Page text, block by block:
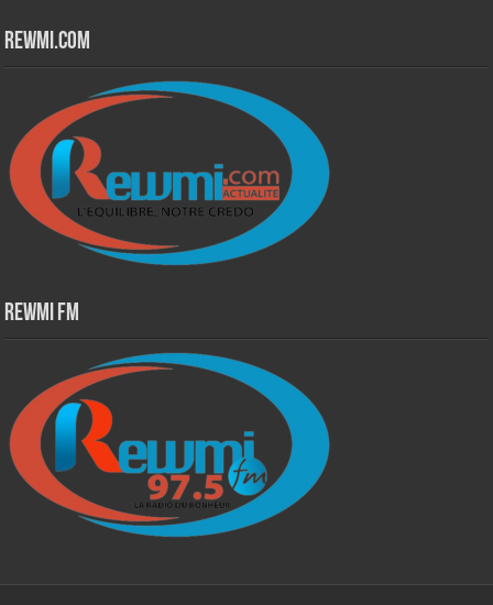
Rewmi.Com
Rewmi Fm